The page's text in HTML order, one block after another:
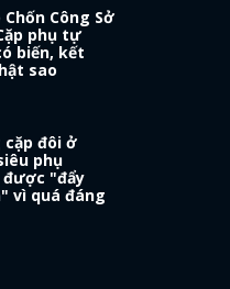
Chốn Công Sở
phụ tự
biến, kết
sao
cặp đôi ở
phụ
"đẩy
vì quá đáng